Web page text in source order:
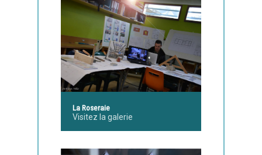
La Roseraie
Visitez la galerie